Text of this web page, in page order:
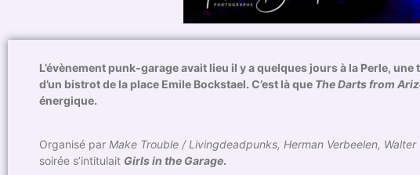
L’évènement punk-garage avait lieu il y a quelques jours à la Perle,
d’un bistrot de la place Emile Bockstael. C’est là que The Darts from
énergique.
Organisé par Make Trouble / Livingdeadpunks, Herman Verbeelen, Walter
soirée s’intitulait Girls in the Garage.